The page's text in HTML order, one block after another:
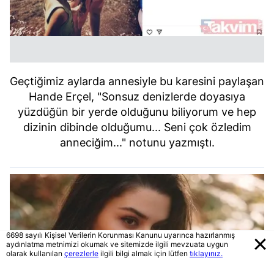
Geçtiğimiz aylarda annesiyle bu karesini paylaşan
Hande Erçel, "Sonsuz denizlerde doyasıya
yüzdüğün bir yerde olduğunu biliyorum ve hep
dizinin dibinde olduğumu... Seni çok özledim
anneciğim..." notunu yazmıştı.
6698 sayılı Kişisel Verilerin Korunması Kanunu uyarınca hazırlanmış
aydınlatma metnimizi okumak ve sitemizde ilgili mevzuata uygun
olarak kullanılan çerezlerle ilgili bilgi almak için lütfen tıklayınız.